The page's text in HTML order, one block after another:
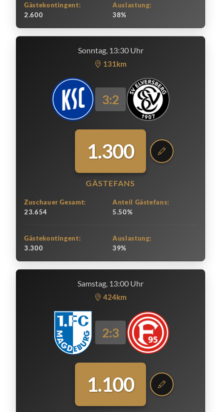
Gästekontingent:
2.600
Auslastung:
38%
Sonntag, 13:30 Uhr
131km
3:2
1.300
GÄSTEFANS
Zuschauer Gesamt:
23.654
Anteil Gästefans:
5.50%
Gästekontingent:
3.300
Auslastung:
39%
Samstag, 13:00 Uhr
424km
2:3
1.100